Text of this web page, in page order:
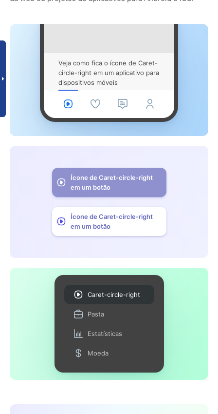
Veja como fica o ícone de Caret-
circle-right em um aplicativo para
dispositivos móveis
Ícone de Caret-circle-right
em um botão
Ícone de Caret-circle-right
em um botão
Caret-circle-right
Pasta
Estatísticas
Moeda